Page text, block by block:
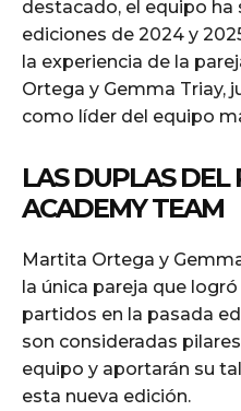
destacado, el equipo ha
ediciones de 2024 y
la experiencia de la
Ortega y Gemma Triay,
como líder del equipo
LAS DUPLAS DEL
ACADEMY TEAM
Martita Ortega y
la única pareja que
partidos en la pasada
son consideradas
equipo y aportarán su
esta nueva edición.